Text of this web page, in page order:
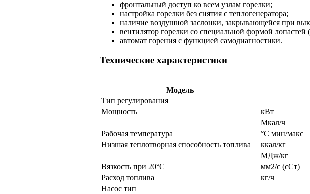
фронтальный доступ ко всем узлам горелки;
настройка горелки без снятия с теплогенератора;
наличие воздушной заслонки, закрывающейся при
вентилятор горелки со специальной формой
автомат горения с функцией самодиагностики.
Технические характеристики
Модель
Тип регулирования
Мощность
кВт
Мкал/ч
Рабочая температура
°С мин/макс
Низшая теплотворная способность топлива
ккал/кг
МДж/кг
Вязкость при 20°C
мм2/с (сСт)
Расход топлива
кг/ч
Насос тип